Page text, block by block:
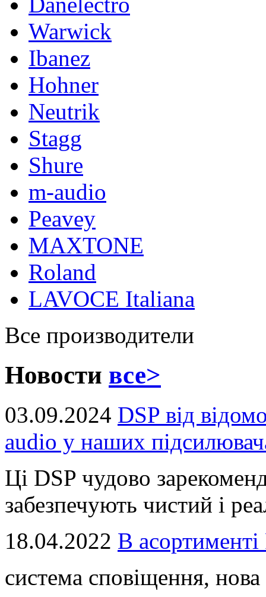
Warwick
Ibanez
Hohner
Neutrik
Stagg
Shure
m-audio
Peavey
MAXTONE
Roland
LAVOCE Italiana
Все производители
Новости все>
03.09.2024 DSP від
audio у наших
Ці DSP чудово
забезпечують чистий і
18.04.2022 В
система сповіщення,